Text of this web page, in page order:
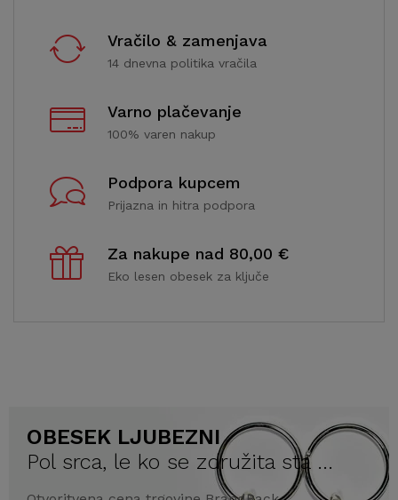
Vračilo & zamenjava
14 dnevna politika vračila
Varno plačevanje
100% varen nakup
Podpora kupcem
Prijazna in hitra podpora
Za nakupe nad 80,00 €
Eko lesen obesek za ključe
OBESEK LJUBEZNI
Pol srca, le ko se združita sta ...